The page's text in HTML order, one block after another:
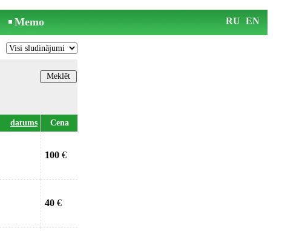
Memo RU EN
datums Cena
100 €
40 €